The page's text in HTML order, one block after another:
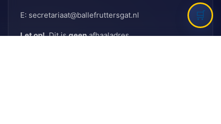
E: secretariaat@ballefruttersgat.nl
Let op!Dit isgeenafhaaladres.